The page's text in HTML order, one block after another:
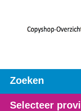
Zoeken
Selecteer